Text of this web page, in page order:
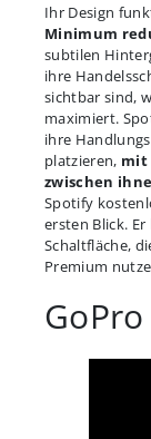
Ihr Design
Minimum
subtilen
ihre
sichtbar sind,
maximiert.
ihre
platzieren, mit
zwischen
Spotify
ersten Blick.
Schaltfläche,
Premium